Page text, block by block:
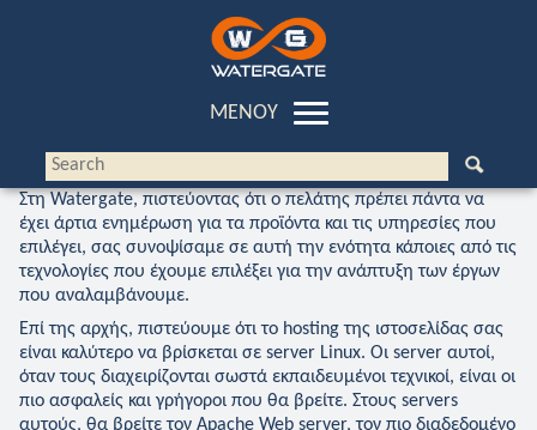
ΜΕΝΟΥ
Εταιρία
Κατασκευή Ιστοσελίδων
Προώθηση Ιστοσελίδων
Digital Marketing
Hosting
Στη Watergate, πιστεύοντας ότι ο πελάτης πρέπει πάντα να
έχει άρτια ενημέρωση για τα προϊόντα και τις υπηρεσίες που
επιλέγει, σας συνοψίσαμε σε αυτή την ενότητα κάποιες από τις
τεχνολογίες που έχουμε επιλέξει για την ανάπτυξη των έργων
που αναλαμβάνουμε.
Επί της αρχής, πιστεύουμε ότι το hosting της ιστοσελίδας σας
είναι καλύτερο να βρίσκεται σε server Linux. Οι server αυτοί,
όταν τους διαχειρίζονται σωστά εκπαιδευμένοι τεχνικοί, είναι οι
πιο ασφαλείς και γρήγοροι που θα βρείτε. Στους servers
αυτούς, θα βρείτε τον Apache Web server, τον πιο διαδεδομένο